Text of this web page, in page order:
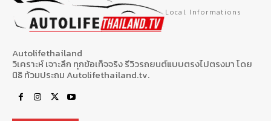
Local Informations
Autolifethailand
วิเคราะห์ เจาะลึก ทุกข้อเท็จจริง รีวิวรถยนต์แบบตรงไปตรงมา โดย
นิธิ ท้วมประถม Autolifethailand.tv.